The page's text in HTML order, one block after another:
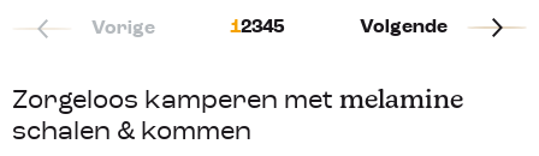
Vorige 12345 Volgende
Zorgeloos kamperen met melamine
schalen & kommen